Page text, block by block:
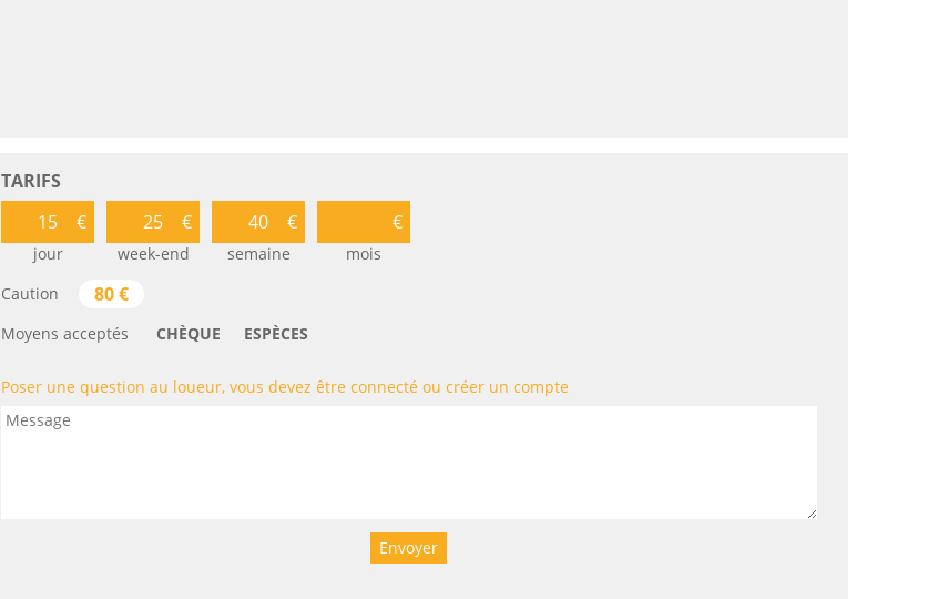
TARIFS
jour week-end semaine
mois
Caution
80€
Moyens acceptés CHÈQUE ESPÈCES
Poser une question au loueur, vous devez être connecté ou créer un compte
Envoyer